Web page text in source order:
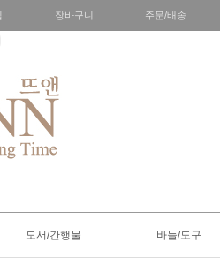
장바구니 주문/배송
도서/간행물 바늘/도구